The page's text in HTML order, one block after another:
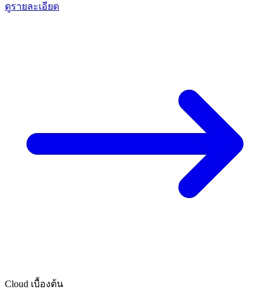
ดูรายละเอียด
Cloud เบื้องต้น